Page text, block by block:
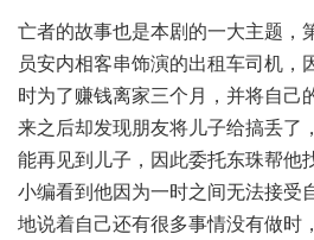
亡者的故事也是本剧的一大主题，
员安内相客串饰演的出租车司机，
时为了赚钱离家三个月，并将自己
来之后却发现朋友将儿子给搞丢了
能再见到儿子，因此委托东珠帮他
小编看到他因为一时之间无法接受
地说着自己还有很多事情没有做时